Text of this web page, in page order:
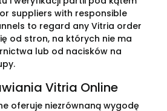
suppliers with responsible
to regard any Vitria order
od stron, na których nie ma
lub od nacisków na
Vitria Online
oferuje niezrównaną wygodę